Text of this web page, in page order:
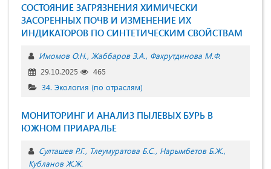
СОСТОЯНИЕ ЗАГРЯЗНЕНИЯ ХИМИЧЕСКИ
ЗАСОРЕННЫХ ПОЧВ И ИЗМЕНЕНИЕ ИХ
ИНДИКАТОРОВ ПО СИНТЕТИЧЕСКИМ СВОЙСТВАМ
Имомов O.Н. Жаббаров З.А. Фахрутдинова М.Ф.
29.10.2025
465
34. Экология (по отраслям)
МОНИТОРИНГ И АНАЛИЗ ПЫЛЕВЫХ БУРЬ В
ЮЖНОМ ПРИАРАЛЬЕ
Султашев Р.Г. Тлеумуратова Б.С. Нарымбетов Б.Ж.
Кубланов Ж.Ж.